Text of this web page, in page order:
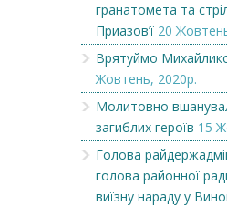
гранатомета та
Приазов’ї 20
Врятуймо
Жовтень, 2020р.
Молитовно
загиблих героїв 15
Голова
голова районної
виїзну нараду у